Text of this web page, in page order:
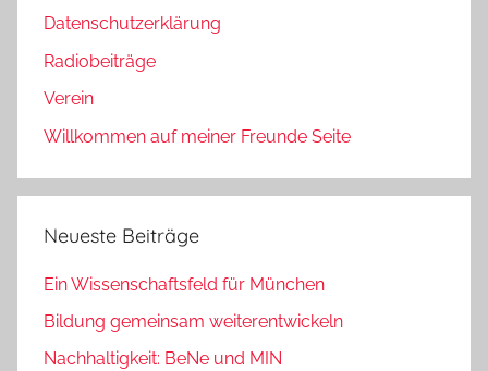
Datenschutzerklärung
Radiobeiträge
Verein
Willkommen auf meiner Freunde Seite
Neueste Beiträge
Ein Wissenschaftsfeld für München
Bildung gemeinsam weiterentwickeln
Nachhaltigkeit: BeNe und MIN